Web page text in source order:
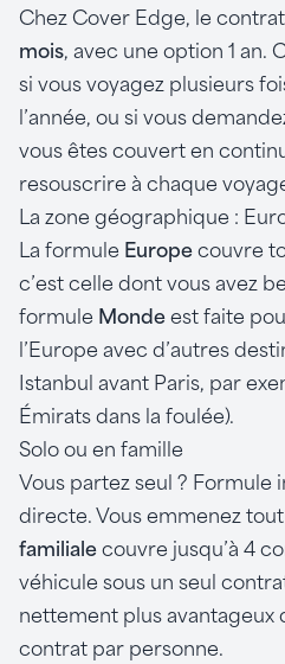
Chez Cover Edge, le
mois, avec une option 1 an.
si vous voyagez plusieurs
l’année, ou si vous
vous êtes couvert en
resouscrire à chaque
La zone géographique :
La formule Europe couvre
c’est celle dont vous avez
formule Monde est faite
l’Europe avec d’autres
Istanbul avant Paris, par
Émirats dans la foulée).
Solo ou en famille
Vous partez seul ? Formule
directe. Vous emmenez
familiale couvre jusqu’à 4
véhicule sous un seul
nettement plus avantageux
contrat par personne.